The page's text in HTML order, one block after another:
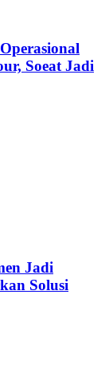
Soeat Jadi
Jadi
Solusi